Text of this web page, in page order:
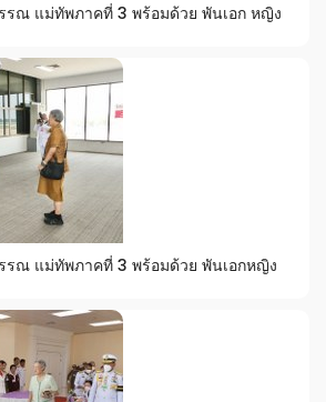
รณ แม่ทัพภาคที่ 3 พร้อมด้วย พันเอก หญิง
รณ แม่ทัพภาคที่ 3 พร้อมด้วย พันเอกหญิง